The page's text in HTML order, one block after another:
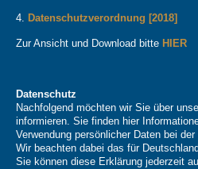
4. Datenschutzverordnung [2018]
Zur Ansicht und Download bitte HIER
Datenschutz
Nachfolgend möchten wir Sie über
informieren. Sie finden hier
Verwendung persönlicher Daten bei
Wir beachten dabei das für
Sie können diese Erklärung jederzeit